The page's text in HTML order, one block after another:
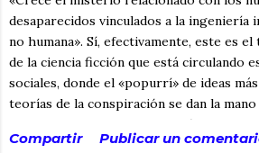
desaparecidos vinculados a la ingeniería
no humana». Sí, efectivamente, este es
de la ciencia ficción que está circulando
sociales, donde el «popurrí» de ideas
teorías de la conspiración se dan la mano
alimentar el delirio, la confusión y, si ya
distracción. Y no digo que no esté
Compartir
Publicar un